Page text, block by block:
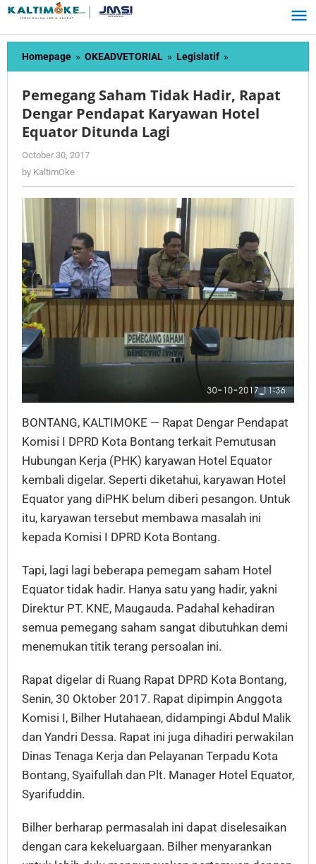
Skip
content
Homepage » OKEADVETORIAL » Legislatif »
Saham
Hadir,
Rapat
Equator
Pemegang Saham Tidak Hadir, Rapat
Dengar Pendapat Karyawan Hotel
Equator Ditunda Lagi
October 30, 2017
by KaltimOke
BONTANG, KALTIMOKE — Rapat Dengar Pendapat
Komisi I DPRD Kota Bontang terkait Pemutusan
Hubungan Kerja (PHK) karyawan Hotel Equator
kembali digelar. Seperti diketahui, karyawan Hotel
Equator yang diPHK belum diberi pesangon. Untuk
itu, karyawan tersebut membawa masalah ini
kepada Komisi I DPRD Kota Bontang.
Tapi, lagi lagi beberapa pemegam saham Hotel
Equator tidak hadir. Hanya satu yang hadir, yakni
Direktur PT. KNE, Maugauda. Padahal kehadiran
semua pemegang saham sangat dibutuhkan demi
menemukan titik terang persoalan ini.
Rapat digelar di Ruang Rapat DPRD Kota Bontang,
Senin, 30 Oktober 2017. Rapat dipimpin Anggota
Komisi I, Bilher Hutahaean, didampingi Abdul Malik
dan Yandri Dessa. Rapat ini juga dihadiri perwakilan
Dinas Tenaga Kerja dan Pelayanan Terpadu Kota
Bontang, Syaifullah dan Plt. Manager Hotel Equator,
Syarifuddin.
Bilher berharap permasalah ini dapat diselesaikan
dengan cara kekeluargaan. Bilher menyarankan